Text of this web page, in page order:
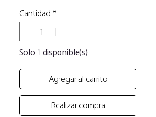
Cantidad *
Solo 1 disponible(s)
Agregar al carrito
Realizar compra